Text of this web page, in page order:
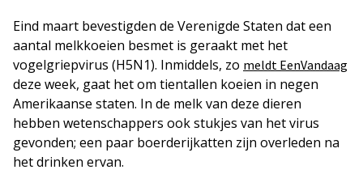
Eind maart bevestigden de Verenigde Staten dat een
aantal melkkoeien besmet is geraakt met het
vogelgriepvirus (H5N1). Inmiddels, zo meldt EenVandaag
deze week, gaat het om tientallen koeien in negen
Amerikaanse staten. In de melk van deze dieren
hebben wetenschappers ook stukjes van het virus
gevonden; een paar boerderijkatten zijn overleden na
het drinken ervan.